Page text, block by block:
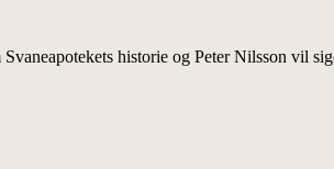
historie og Peter Nilsson vil